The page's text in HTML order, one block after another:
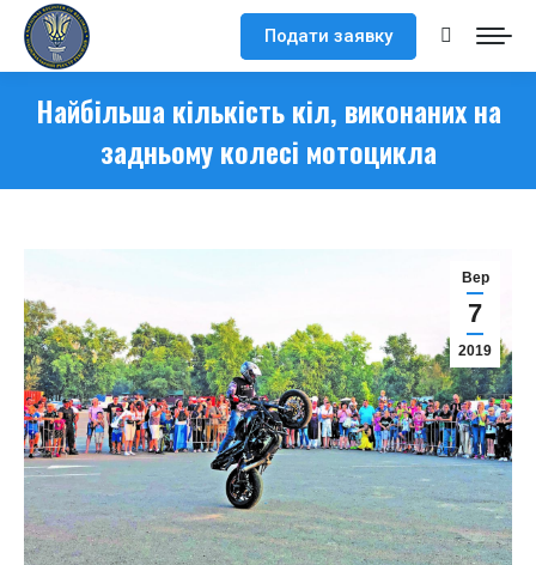
Подати заявку Search:
Найбільша кількість кіл, виконаних на
задньому колесі мотоцикла
Вер
7
2019